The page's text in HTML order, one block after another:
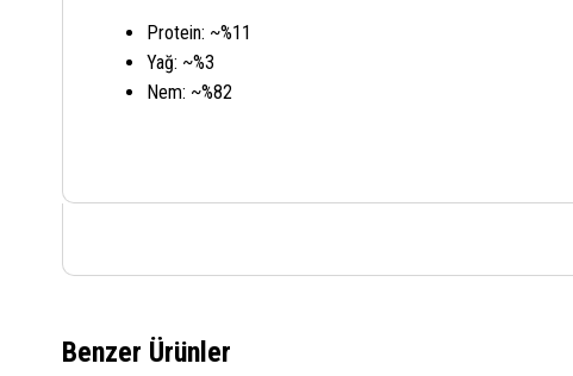
Protein: ~%11
Yağ: ~%3
Nem: ~%82
Benzer Ürünler